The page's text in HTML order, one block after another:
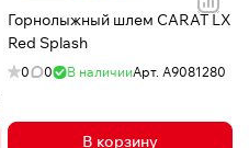
Горнолыжный шлем CARAT LX
Red Splash
0 0 В наличииАрт. A9081280
В корзину